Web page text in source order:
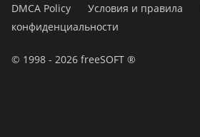
DMCA Policy Условия и правила
конфиденциальности
© 1998 - 2026 freeSOFT ®